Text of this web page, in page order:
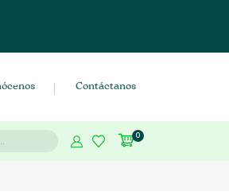
Contáctanos
0